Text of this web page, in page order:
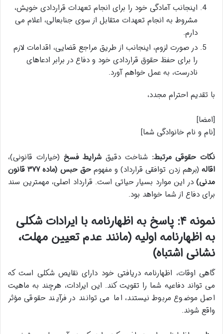
اینجانب آمادگی خود را برای انجام تعهدات قراردادی خویش،
مشروط به انجام تعهدات متقابل از سوی جنابعالی، اعلام می
دارم.
در صورت لزوم، اینجانب از طریق مراجع قضایی، اقدامات لازم
را برای حفظ حقوق قراردادی خود و دفاع در برابر ادعاهای
نادرست، به عمل خواهم آورد.
با تقدیم احترام مجدد،
[امضا]
[نام و نام خانوادگی شما]
نکات حقوقی مرتبط: شناخت دقیق شرایط فسخ (خیارات قانونی)،
اقاله(برهم زدن توافقی قرارداد) و مفهوم
حق حبس (ماده ۳۷۷ قانون
مدنی) در این موارد بسیار حیاتی است. قرارداد اصلی، مهمترین سند
برای دفاع از شما خواهد بود.
نمونه ۴: پاسخ به اظهارنامه با ایرادات شکلی
به اظهارنامه اولیه (مانند عدم تعیین مهلت،
نشانی اشتباه)
گاهی اوقات، اظهارنامه دریافتی خود دارای نقایص شکلی است که
می تواند دفاعیه شما را تقویت کند. این ایرادات، هرچند به ماهیت
اصل موضوع مربوط نیستند، اما می توانند در فرآیند حقوقی مؤثر
واقع شوند.